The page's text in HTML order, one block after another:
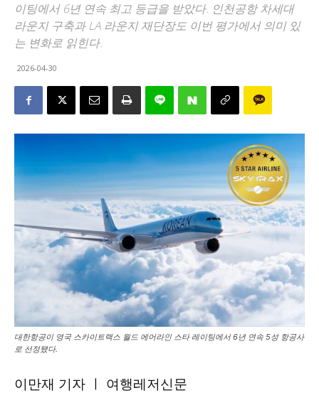
이팅에서 6년 연속 최고 등급을 받았다. 인천공항 차세대
라운지 구축과 LA 라운지 재단장도 이번 평가에서 의미 있
는 변화로 읽힌다.
2026-04-30
대한항공이 영국 스카이트랙스 월드 에어라인 스타 레이팅에서 6년 연속 5성 항공사
로 선정됐다.
이만재 기자 ㅣ 여행레저신문